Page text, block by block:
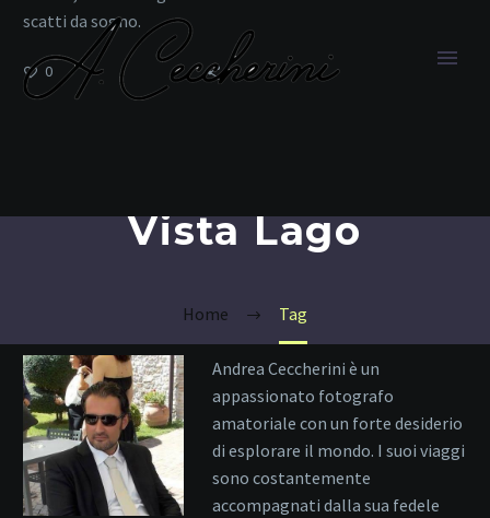
Vista Lago
Home Tag
scatti da sogno.
0
Andrea Ceccherini è un
appassionato fotografo
amatoriale con un forte desiderio
di esplorare il mondo. I suoi viaggi
sono costantemente
accompagnati dalla sua fedele